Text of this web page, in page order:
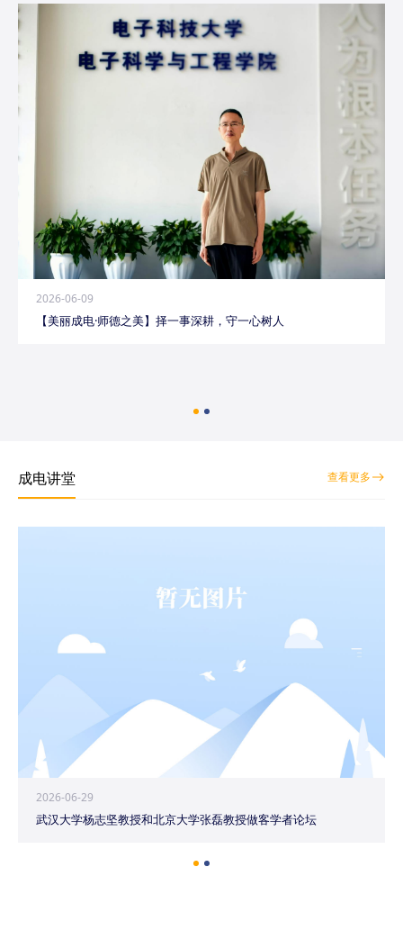
2026-06-09
【美丽成电·师德之美】择一事深耕，守一心树人
成电讲堂 查看更多
2026-06-29
武汉大学杨志坚教授和北京大学张磊教授做客学者论坛